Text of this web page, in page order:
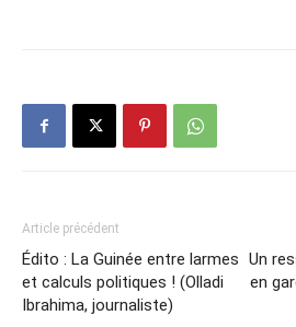
Article précédent
Édito : La Guinée entre larmes
et calculs politiques ! (Olladi
Ibrahima, journaliste)
Un
en